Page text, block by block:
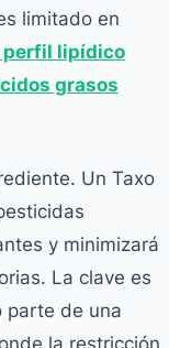
limitado en
perfil lipídico
grasos
Un Taxo
y minimizará
La clave es
parte de una
la restricción